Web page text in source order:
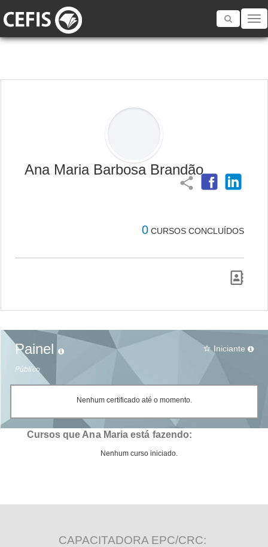
Toggle
Ana Maria Barbosa Brandão
share
0 CURSOS CONCLUÍDOS
Painel
Público
star_border Iniciante
Nenhum certificado até o momento.
Cursos que Ana Maria está fazendo:
Nenhum curso iniciado.
CAPACITADORA EPC/CRC: